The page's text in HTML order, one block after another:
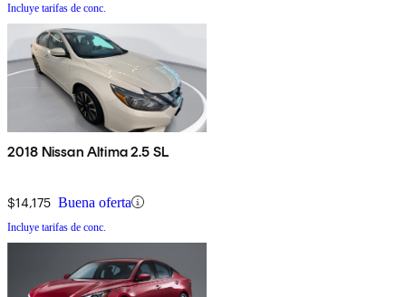
Incluye tarifas de conc.
2018 Nissan Altima 2.5 SL
$14,175 Buena oferta
Incluye tarifas de conc.